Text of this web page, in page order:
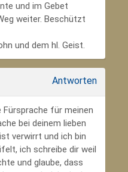
und im Gebet
weiter. Beschützt
und dem hl. Geist.
Antworten
für meinen
bei deinem lieben
verwirrt und ich bin
ich schreibe dir weil
und glaube, dass